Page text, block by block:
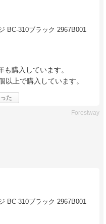
BC-310ブラック 2967B001
購入しています。
以上で購入しています。
た
Forestway
BC-310ブラック 2967B001